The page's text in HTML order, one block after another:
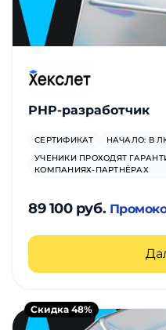
PHP-разработчик
СЕРТИФИКАТ
НАЧАЛО: В
УЧЕНИКИ ПРОХОДЯТ
КОМПАНИЯХ-ПАРТНЁРАХ
89 100 руб.
Скидка 48%